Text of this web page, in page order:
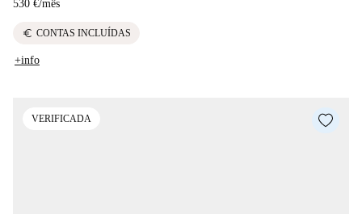
530 €/mês
euro CONTAS INCLUÍDAS
+info
VERIFICADA